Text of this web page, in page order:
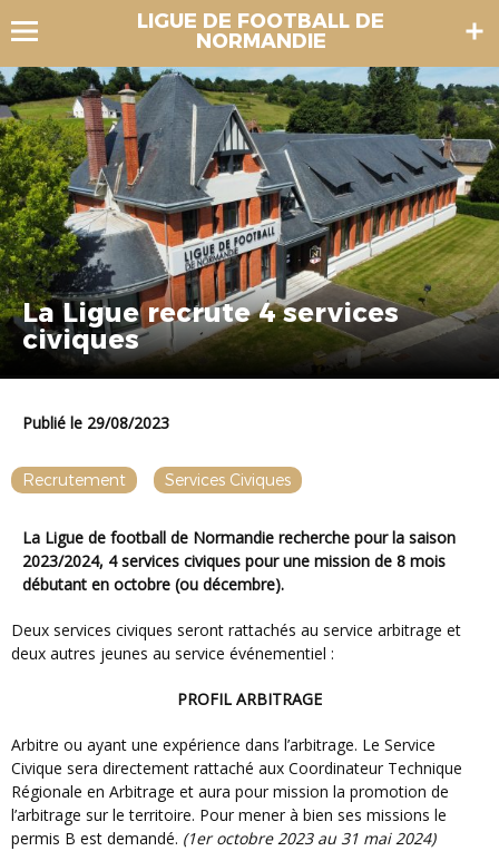
LIGUE DE FOOTBALL DE
NORMANDIE
La Ligue recrute 4 services
civiques
Publié le 29/08/2023
Recrutement Services Civiques
La Ligue de football de Normandie recherche pour la saison
2023/2024, 4 services civiques pour une mission de 8 mois
débutant en octobre (ou décembre).
Deux services civiques seront rattachés au service arbitrage et
deux autres jeunes au service événementiel :
PROFIL ARBITRAGE
Arbitre ou ayant une expérience dans l’arbitrage. Le Service
Civique sera directement rattaché aux Coordinateur Technique
Régionale en Arbitrage et aura pour mission la promotion de
l’arbitrage sur le territoire. Pour mener à bien ses missions le
permis B est demandé. (1er octobre 2023 au 31 mai 2024)